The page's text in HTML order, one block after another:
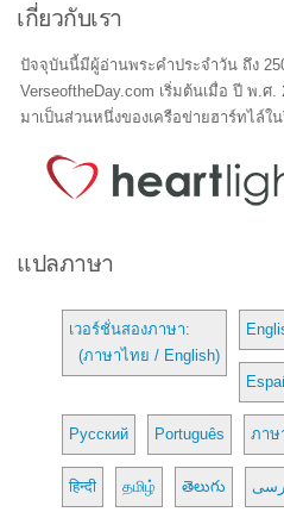
เกี่ยวกับเรา
ปัจจุบันนี้มีผู้อ่านพระคำประจำวัน ถึง
VerseoftheDay.com เริ่มต้นเมื่อ ปี พ.ศ
มาเป็นส่วนหนึ่งของเครือข่ายฮาร์ทไล์ใ
แปลภาษา
เวอร์ชั่นสองภาษา:
(ภาษาไทย / English)
Русский Português ภาษ
हिन्दी தமிழ் తెలుగు